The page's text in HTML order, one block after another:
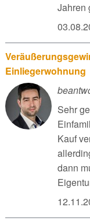
Jahren
Einliegerwohnung
Sehr
Kauf
dann